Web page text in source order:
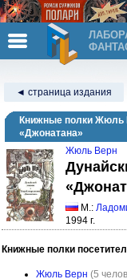
◄ страница издания
Книжные полки Жюль
«Джонатана»
Жюль Верн
М.:
1994 г.
Книжные полки
Жюль Верн (5